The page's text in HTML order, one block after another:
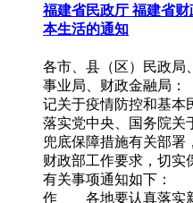
福建省民政厅 福建省
本生活的通知
各市、县（区）民政局
事业局、财政金融局
记关于疫情防控和基本
落实党中央、国务院关
兜底保障措施有关部署
财政部工作要求，切实
有关事项通知如下：
作 各地要认真落实新